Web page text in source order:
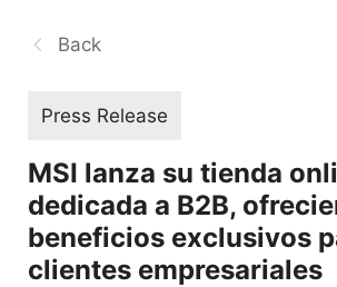
Back
Press Release
MSI lanza su tienda
dedicada a B2B,
beneficios exclusivos
clientes empresariales